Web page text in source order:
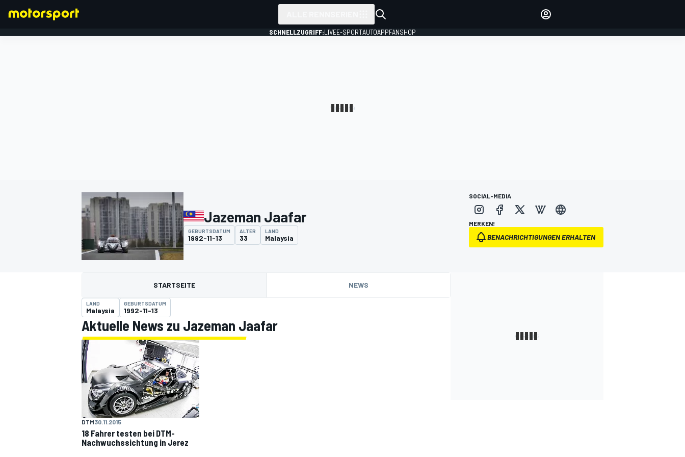
MOTOGP
EINLOGGEN
SCHNELLZUGRIFF:LIVEE-SPORTAUTOAPPFANSHOP
Jazeman Jaafar
GEBURTSDATUM
1992-11-13
ALTER
33
LAND
Malaysia
SOCIAL-MEDIA
MERKEN!
BENACHRICHTIGUNGEN ERHALTEN
STARTSEITE NEWS
LAND
Malaysia
GEBURTSDATUM
1992-11-13
Aktuelle News zu Jazeman Jaafar
DTM30.11.2015
18 Fahrer testen bei DTM-
Nachwuchssichtung in Jerez